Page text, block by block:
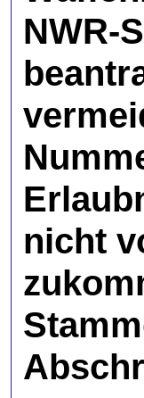
NWR-
nicht